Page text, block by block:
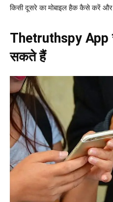
किसी दूसरे का मोबाइल हैक कैसे करें
Thetruthspy App
सकते हैं